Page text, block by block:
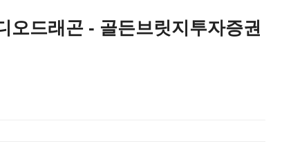
오드래곤 - 골든브릿지투자증권